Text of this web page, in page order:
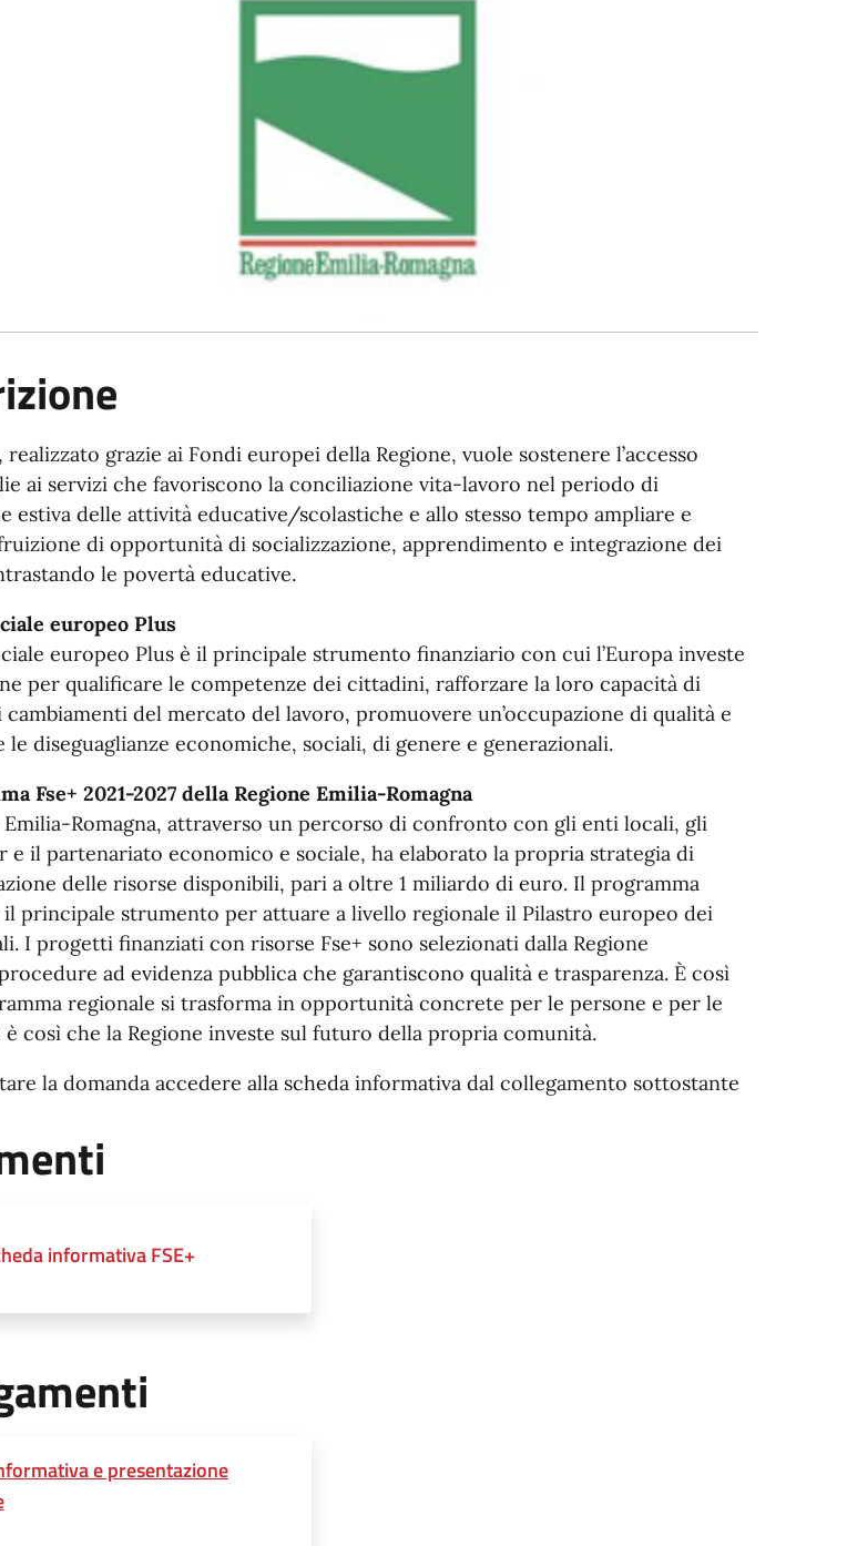
grazie ai Fondi europei della Regione, vuole sostenere l’accesso
ai servizi che favoriscono la conciliazione vita-lavoro nel periodo di
estiva delle attività educative/scolastiche e allo stesso tempo ampliare e
di opportunità di socializzazione, apprendimento e integrazione dei
le povertà educative.
europeo Plus
europeo Plus è il principale strumento finanziario con cui l’Europa investe
per qualificare le competenze dei cittadini, rafforzare la loro capacità di
del mercato del lavoro, promuovere un’occupazione di qualità e
le diseguaglianze economiche, sociali, di genere e generazionali.
Fse+ 2021-2027 della Regione Emilia-Romagna
Emilia-Romagna, attraverso un percorso di confronto con gli enti locali, gli
e il partenariato economico e sociale, ha elaborato la propria strategia di
delle risorse disponibili, pari a oltre 1 miliardo di euro. Il programma
principale strumento per attuare a livello regionale il Pilastro europeo dei
I progetti finanziati con risorse Fse+ sono selezionati dalla Regione
ad evidenza pubblica che garantiscono qualità e trasparenza. È così
regionale si trasforma in opportunità concrete per le persone e per le
è così che la Regione investe sul futuro della propria comunità.
la domanda accedere alla scheda informativa dal collegamento sottostante
informativa FSE+
e presentazione